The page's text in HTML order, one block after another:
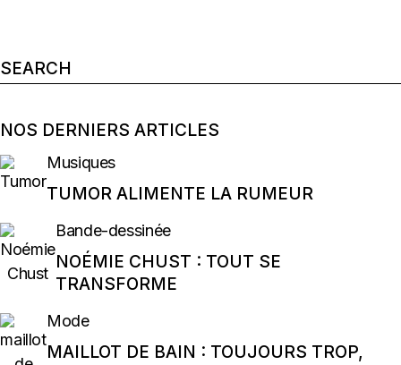
Search
for:
NOS DERNIERS ARTICLES
Musiques
TUMOR ALIMENTE LA RUMEUR
Bande-dessinée
NOÉMIE CHUST : TOUT SE
TRANSFORME
Mode
MAILLOT DE BAIN : TOUJOURS TROP,